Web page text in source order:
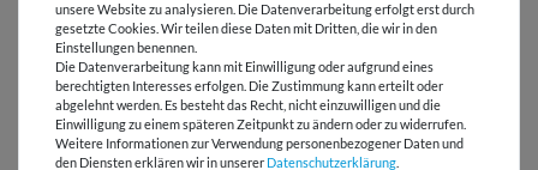
Versandkostenfrei ab 60 € -
Lieferung mit DHL
E-Mail Kundenservice
Antwort in 24h
unsere Website zu analysieren. Die Datenverarbeitung erfolgt erst durch
gesetzte Cookies. Wir teilen diese Daten mit Dritten, die wir in den
Einstellungen benennen.
Die Datenverarbeitung kann mit Einwilligung oder aufgrund eines
berechtigten Interesses erfolgen. Die Zustimmung kann erteilt oder
abgelehnt werden. Es besteht das Recht, nicht einzuwilligen und die
Einwilligung zu einem späteren Zeitpunkt zu ändern oder zu widerrufen.
Weitere Informationen zur Verwendung personenbezogener Daten und
den Diensten erklären wir in unserer Daten­schutz­erklärung